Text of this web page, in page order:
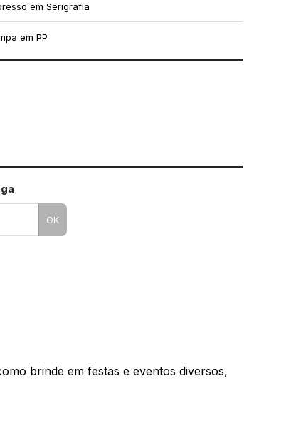
em Serigrafia
em PP
os nossos gabaritos
OK
brinde em festas e eventos diversos,